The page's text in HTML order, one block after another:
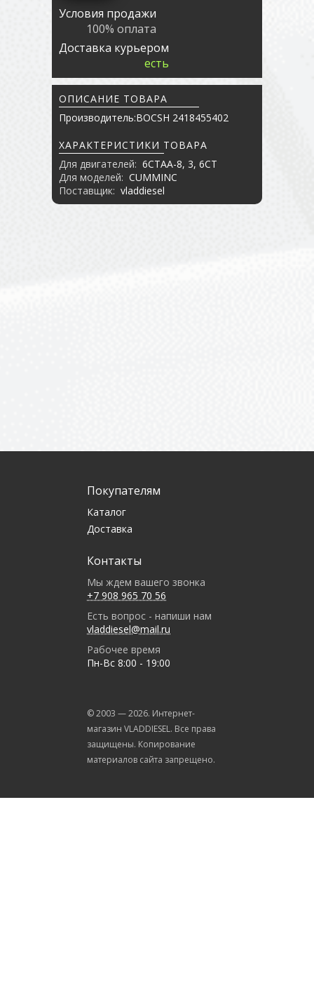
Условия продажи
100% оплата
Доставка курьером
есть
ОПИСАНИЕ ТОВАРА
Производитель:BOCSH 2418455402
ХАРАКТЕРИСТИКИ ТОВАРА
Для двигателей: 6CTAA-8, 3, 6CT
Для моделей: CUMMINC
Поставщик: vladdiesel
Покупателям
Каталог
Доставка
Контакты
Мы ждем вашего звонка
+7 908 965 70 56
Есть вопрос - напиши нам
vladdiesel@mail.ru
Рабочее время
Пн-Вс 8:00 - 19:00
© 2003 —2026. Интернет-
магазин VLADDIESEL. Все права
защищены. Копирование
материалов сайта запрещено.